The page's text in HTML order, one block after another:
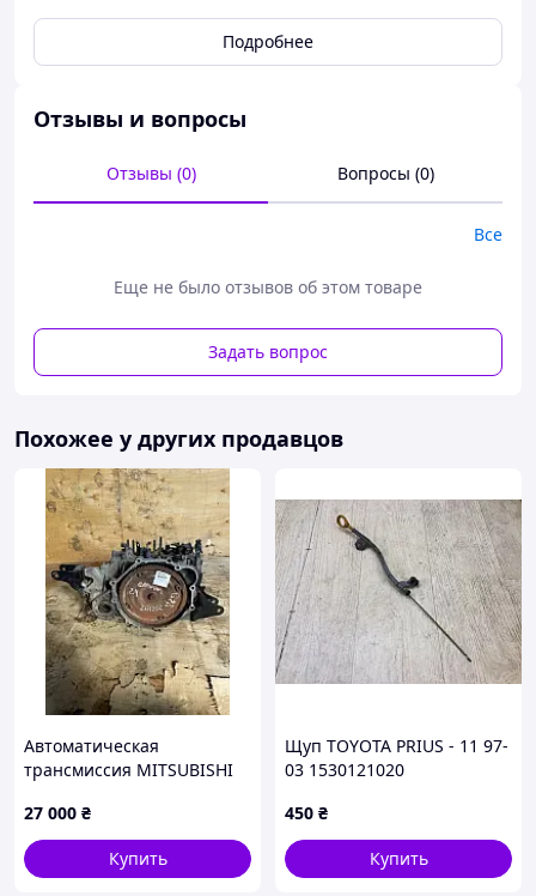
Подробнее
Отзывы и вопросы
Отзывы (0) Вопросы (0)
Все
Еще не было отзывов об этом товаре
Задать вопрос
Похожее у других продавцов
Автоматическая
трансмиссия MITSUBISHI
27 000 ₴
Купить
Щуп TOYOTA PRIUS - 11 97-
03 1530121020
450 ₴
Купить